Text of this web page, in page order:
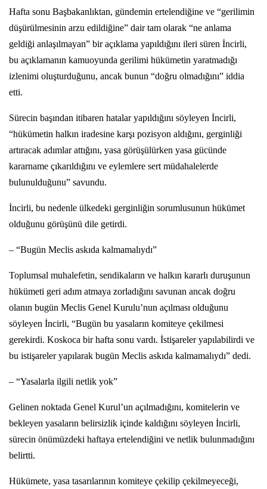
Hafta sonu Başbakanlıktan, gündemin ertelendiğine ve “gerilimin
düşürülmesinin arzu edildiğine” dair tam olarak “ne anlama
geldiği anlaşılmayan” bir açıklama yapıldığını ileri süren İncirli,
bu açıklamanın kamuoyunda gerilimi hükümetin yaratmadığı
izlenimi oluşturduğunu, ancak bunun “doğru olmadığını” iddia
etti.
Sürecin başından itibaren hatalar yapıldığını söyleyen İncirli,
“hükümetin halkın iradesine karşı pozisyon aldığını, gerginliği
artıracak adımlar attığını, yasa görüşülürken yasa gücünde
kararname çıkarıldığını ve eylemlere sert müdahalelerde
bulunulduğunu” savundu.
İncirli, bu nedenle ülkedeki gerginliğin sorumlusunun hükümet
olduğunu görüşünü dile getirdi.
– “Bugün Meclis askıda kalmamalıydı”
Toplumsal muhalefetin, sendikaların ve halkın kararlı duruşunun
hükümeti geri adım atmaya zorladığını savunan ancak doğru
olanın bugün Meclis Genel Kurulu’nun açılması olduğunu
söyleyen İncirli, “Bugün bu yasaların komiteye çekilmesi
gerekirdi. Koskoca bir hafta sonu vardı. İstişareler yapılabilirdi ve
bu istişareler yapılarak bugün Meclis askıda kalmamalıydı” dedi.
– “Yasalarla ilgili netlik yok”
Gelinen noktada Genel Kurul’un açılmadığını, komitelerin ve
bekleyen yasaların belirsizlik içinde kaldığını söyleyen İncirli,
sürecin önümüzdeki haftaya ertelendiğini ve netlik bulunmadığını
belirtti.
Hükümete, yasa tasarılarının komiteye çekilip çekilmeyeceği,